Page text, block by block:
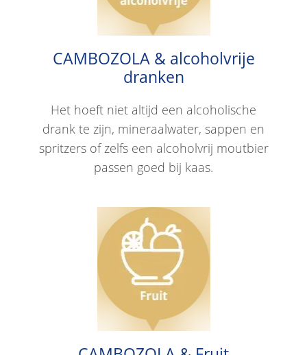
CAMBOZOLA & alcoholvrije
dranken
Het hoeft niet altijd een alcoholische
drank te zijn, mineraalwater, sappen en
spritzers of zelfs een alcoholvrij moutbier
passen goed bij kaas.